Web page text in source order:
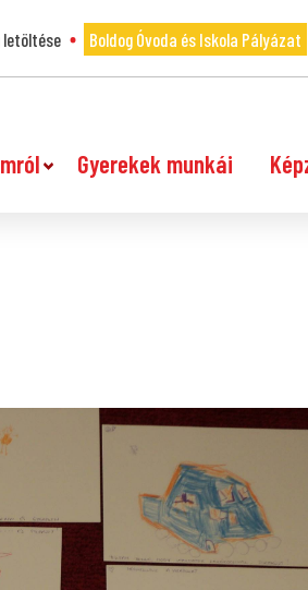
letöltése Boldog Óvoda és Iskola Pályázat
Gyerekek munkái